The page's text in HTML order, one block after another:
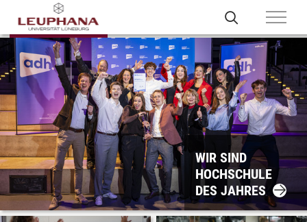
WIR SIND
HOCHSCHULE
DES JAHRES